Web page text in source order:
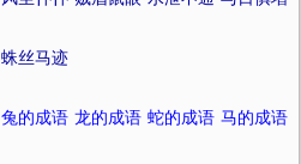
蛛丝马迹
兔的成语 龙的成语 蛇的成语 马的成语